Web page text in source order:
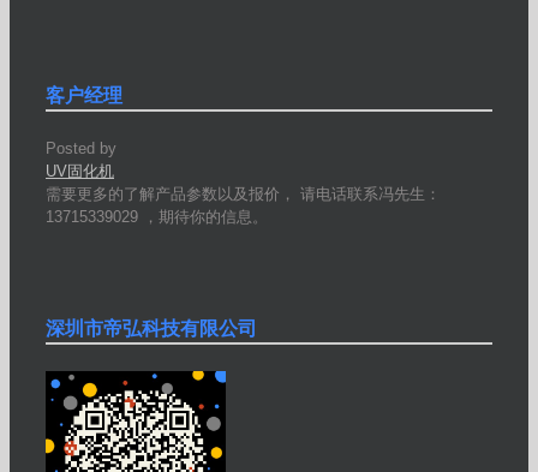
客户经理
Posted by
UV固化机
需要更多的了解产品参数以及报价， 请电话联系冯先生：
13715339029 ，期待你的信息。
深圳市帝弘科技有限公司